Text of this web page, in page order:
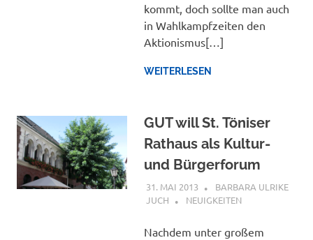
kommt, doch sollte man auch
in Wahlkampfzeiten den
Aktionismus[…]
WEITERLESEN
GUT will St. Töniser
Rathaus als Kultur-
und Bürgerforum
31. MAI 2013
BARBARA ULRIKE
JUCH
NEUIGKEITEN
Nachdem unter großem